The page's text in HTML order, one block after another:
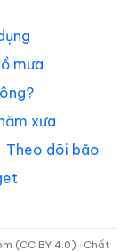
mưa
xưa
Theo dõi bão
(CC BY 4.0) · Chất